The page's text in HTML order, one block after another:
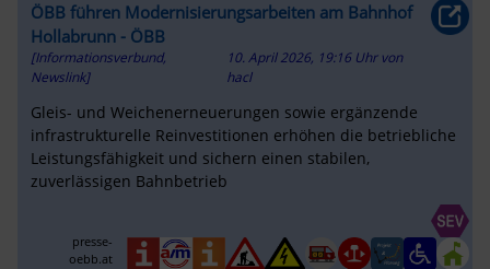
ÖBB führen Modernisierungsarbeiten am Bahnhof
Hollabrunn - ÖBB
[Informationsverbund,
Newslink]
10. April 2026, 19:16 Uhr von
hacl
Gleis- und Weichenerneuerungen sowie ergänzende
infrastrukturelle Reinvestitionen erhöhen die betriebliche
Leistungsfähigkeit und sichern einen stabilen,
zuverlässigen Bahnbetrieb
presse-
oebb.at